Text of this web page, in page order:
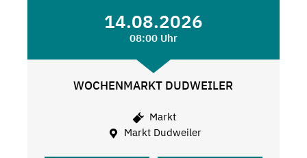
14.08.2026
08:00 Uhr
WOCHENMARKT DUDWEILER
Markt
Markt Dudweiler